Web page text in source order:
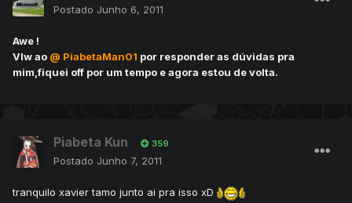
Postado Junho 6, 2011
Awe !
Vlw ao @ PiabetaMan01 por responder as dúvidas pra
mim,fiquei off por um tempo e agora estou de volta.
Piabeta Kun 359
Postado Junho 7, 2011
tranquilo xavier tamo junto ai pra isso xD